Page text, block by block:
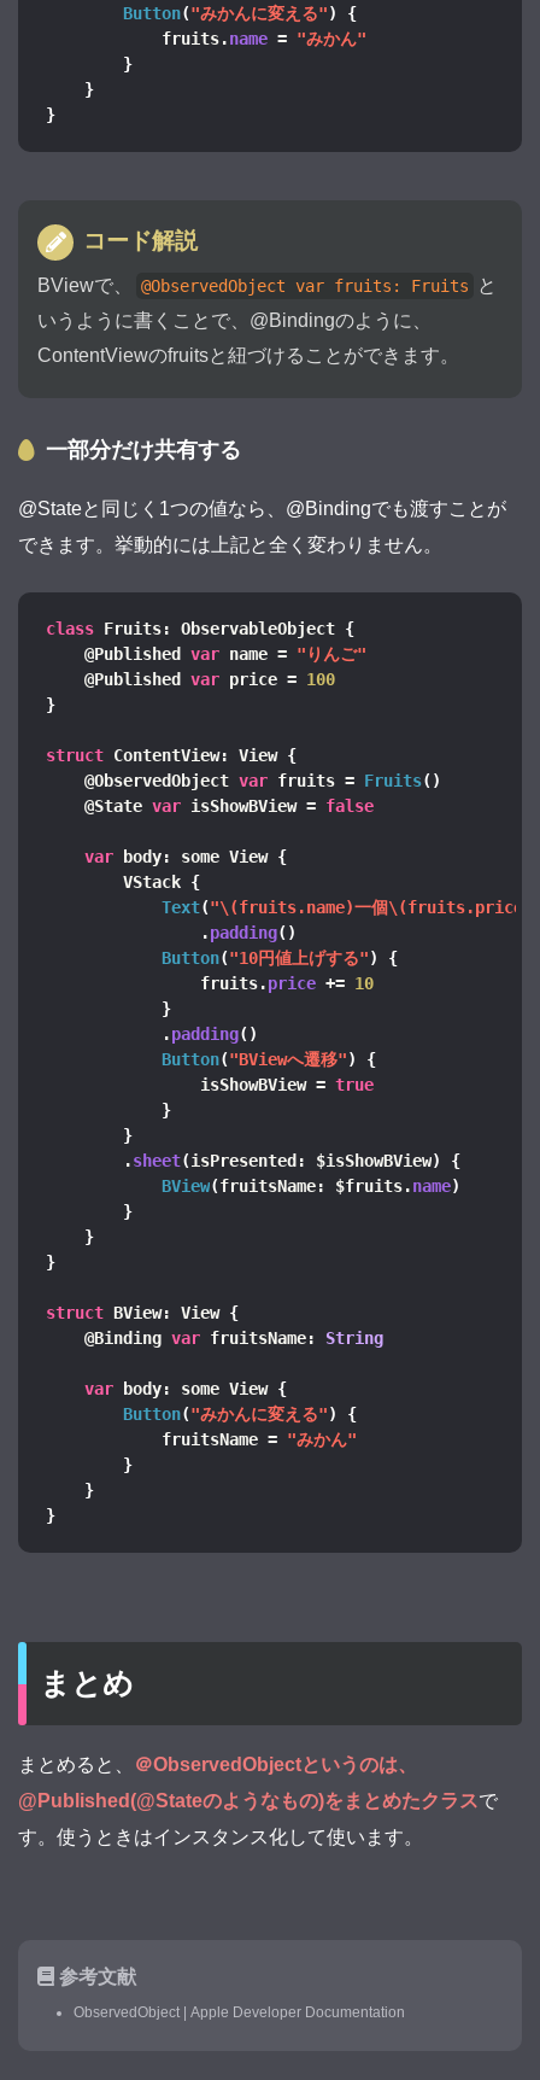
Button("みかんに変える")
{
            fruits.
name = "みかん"
}
}
}
コード解説
BViewで、 @ObservedObject var fruits: Fruits
と
いうように書くことで、@Bindingのように、
ContentViewのfruitsと紐づけることができます。
一部分だけ共有する
@Stateと同じく1つの値なら、@Bindingでも渡すことが
できます。挙動的には上記と全く変わりません。
class Fruits: ObservableObject {
    @Published
var name = "りんご"
    @Published
var price = 100
}
struct ContentView: View {
    @ObservedObject
var fruits = Fruits()
    @State
var isShowBView = false
var body: some View {
        VStack
{
Text("\(fruits.name)一個\(fruits.price)
                .
padding()
Button("10円値上げする")
{
                fruits.
price += 10
}
            .
padding()
Button("BViewへ遷移")
{
                isShowBView =
true
}
}
        .
sheet(isPresented: $isShowBView)
{
BView(fruitsName: $fruits.name)
}
}
}
struct BView: View {
    @Binding
var fruitsName: String
var body: some View {
Button("みかんに変える")
{
            fruitsName =
"みかん"
}
}
}
まとめ
まとめると、
＠ObservedObjectというのは、
@Published(@Stateのようなもの)をまとめたクラスで
す。使うときはインスタンス化して使います。
参考文献
ObservedObject | Apple Developer Documentation